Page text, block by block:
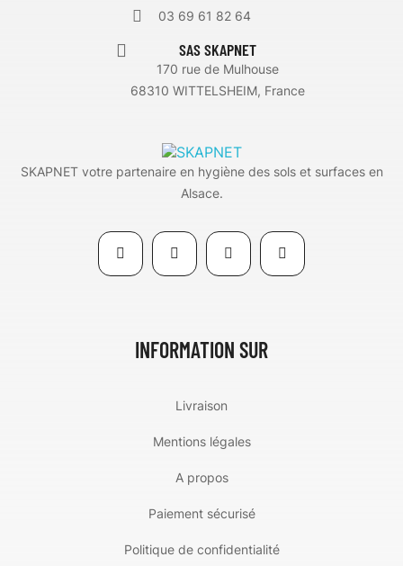
03 69 61 82 64
SAS SKAPNET
170 rue de Mulhouse
68310 WITTELSHEIM, France
SKAPNET votre partenaire en hygiène des sols et surfaces en
Alsace.
INFORMATION SUR
Livraison
Mentions légales
A propos
Paiement sécurisé
Politique de confidentialité